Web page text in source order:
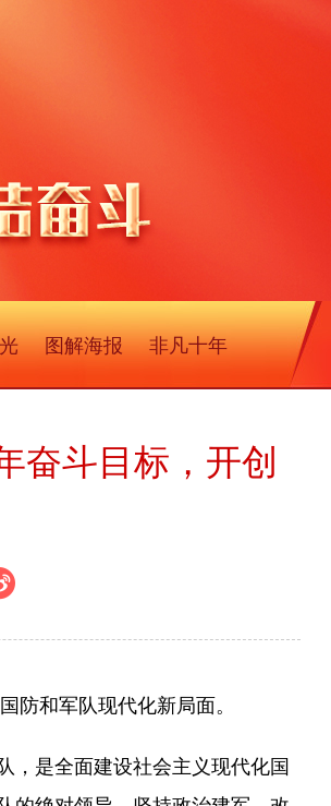
图解海报 非凡十年
奋斗目标，开创
和军队现代化新局面。
是全面建设社会主义现代化国